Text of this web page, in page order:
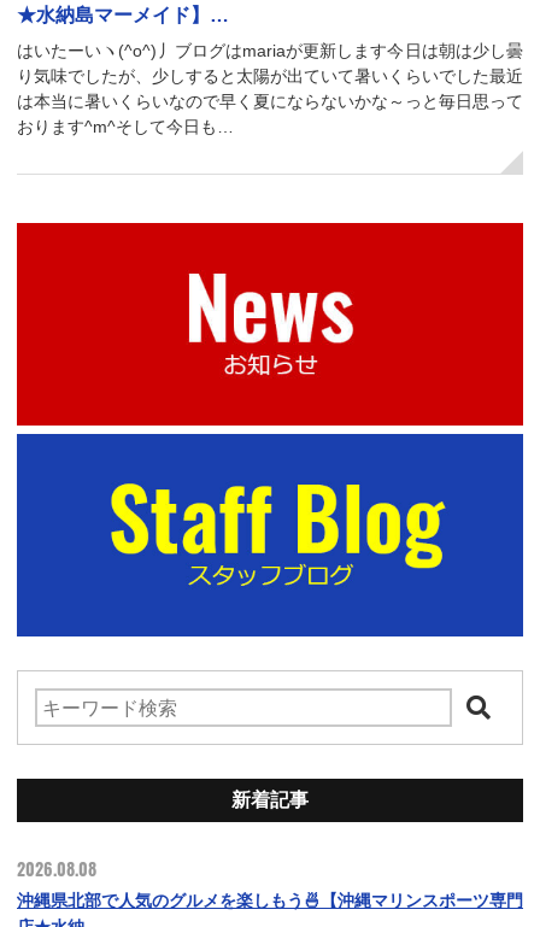
★水納島マーメイド】…
はいたーいヽ(^o^)丿ブログはmariaが更新します今日は朝は少し曇
り気味でしたが、少しすると太陽が出ていて暑いくらいでした最近
は本当に暑いくらいなので早く夏にならないかな～っと毎日思って
おります^m^そして今日も…
新着記事
2026.08.08
沖縄県北部で人気のグルメを楽しもう🍜【沖縄マリンスポーツ専門